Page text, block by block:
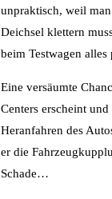
unpraktisch, weil
Deichsel klettern
beim Testwagen alles
Eine versäumte
Centers erscheint
Heranfahren des
er die
Schade…